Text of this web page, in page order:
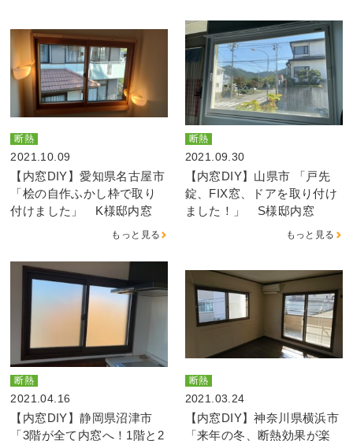
断熱
2021.10.09
【内窓DIY】愛知県名古屋市
「桧の自作ふかし枠で取り
付けました」 K様邸内窓
もっと見る
断熱
2021.09.30
【内窓DIY】山県市 「戸先
錠、FIX窓、ドアを取り付け
ました！」 S様邸内窓
もっと見る
断熱
2021.04.16
【内窓DIY】静岡県沼津市
「3階が全て内窓へ！1階と2
断熱
2021.03.24
【内窓DIY】神奈川県横浜市
「来年の冬、断熱効果が楽